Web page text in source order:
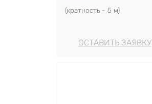
(кратность - 5 м)
ОСТАВИТЬ ЗАЯВКУ